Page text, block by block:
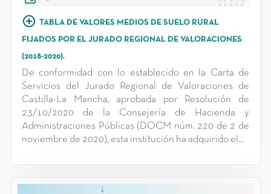
add_circle_outline TABLA DE VALORES MEDIOS DE SUELO RURAL
FIJADOS POR EL JURADO REGIONAL DE VALORACIONES
(2018-2020).
De conformidad con lo establecido en la Carta de
Servicios del Jurado Regional de Valoraciones de
Castilla-La Mancha, aprobada por Resolución de
23/10/2020 de la Consejería de Hacienda y
Administraciones Públicas (DOCM núm. 220 de 2 de
noviembre de 2020), esta institución ha adquirido el...